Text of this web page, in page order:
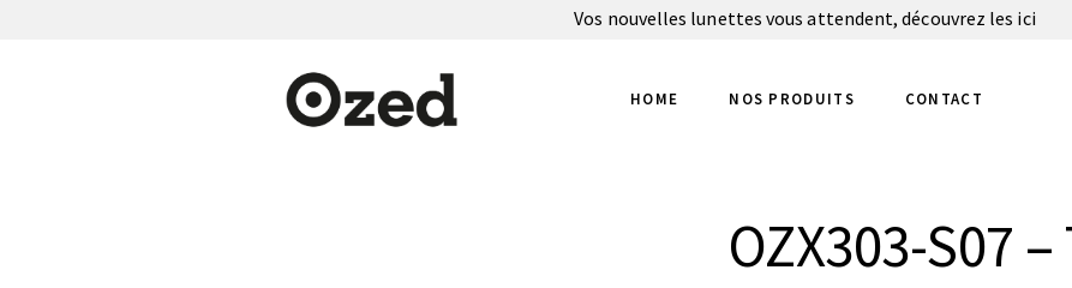
Vos nouvelles lunettes vous attendent, découvrez les ici
HOME NOS PRODUITS CONTACT
OZX303-S07